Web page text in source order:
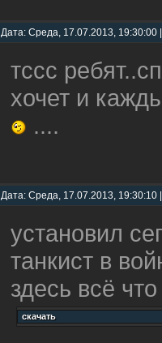
Дата: Среда, 17.07.2013,
тссс
хочет и
....
Дата: Среда, 17.07.2013,
установил
танкист в
здесь всё